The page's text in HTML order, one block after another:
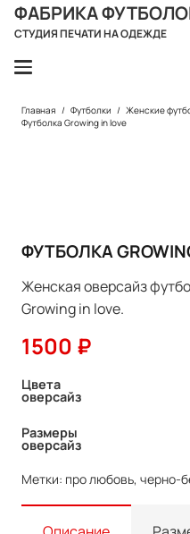
ФАБРИКА
СТУДИЯ ПЕЧАТИ НА ОДЕЖДЕ
Главная / Футболки / Женские
Футболка Growing in love
ФУТБОЛКА
Женская оверсайз
Growing in love.
1500 ₽
Цвета
оверсайз
Размеры
оверсайз
Метки: про любовь, черно-